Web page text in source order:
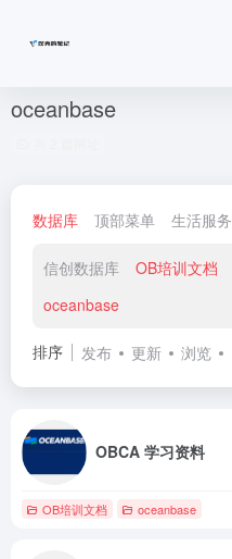
oceanbase
数据库 顶部菜单 生活服务
信创数据库 OB培训文档
oceanbase
排序 发布 更新 浏览
OBCA 学习资料
OB培训文档 oceanbase